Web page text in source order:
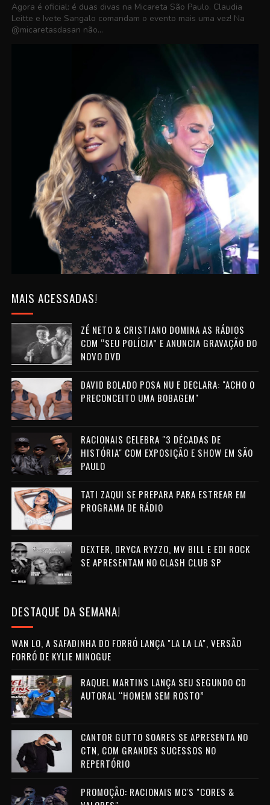
Agora é oficial: é duas divas na Micareta São Paulo. Claudia
Leitte e Ivete Sangalo comandam o evento mais uma vez! Na
@micaretasdasan não...
MAIS ACESSADAS!
ZÉ NETO & CRISTIANO DOMINA AS RÁDIOS
COM “SEU POLÍCIA” E ANUNCIA GRAVAÇÃO DO
NOVO DVD
DAVID BOLADO POSA NU E DECLARA: "ACHO O
PRECONCEITO UMA BOBAGEM"
RACIONAIS CELEBRA "3 DÉCADAS DE
HISTÓRIA" COM EXPOSIÇÃO E SHOW EM SÃO
PAULO
TATI ZAQUI SE PREPARA PARA ESTREAR EM
PROGRAMA DE RÁDIO
DEXTER, DRYCA RYZZO, MV BILL E EDI ROCK
SE APRESENTAM NO CLASH CLUB SP
DESTAQUE DA SEMANA!
WAN LO, A SAFADINHA DO FORRÓ LANÇA "LA LA LA", VERSÃO
FORRÓ DE KYLIE MINOGUE
RAQUEL MARTINS LANÇA SEU SEGUNDO CD
AUTORAL “HOMEM SEM ROSTO”
CANTOR GUTTO SOARES SE APRESENTA NO
CTN, COM GRANDES SUCESSOS NO
REPERTÓRIO
PROMOÇÃO: RACIONAIS MC'S "CORES &